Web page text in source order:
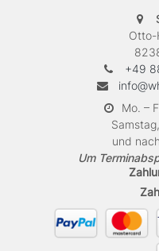
Otto-
+49
Mo. –
und
Um